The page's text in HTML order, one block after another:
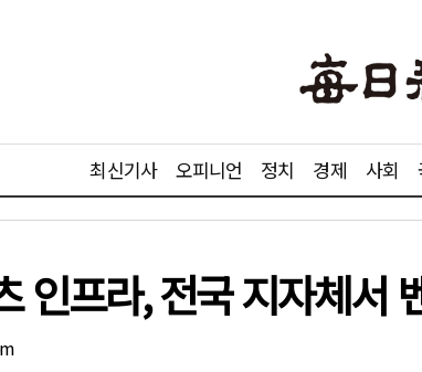
최신기사 오피니언 정치 경제 사회
인프라, 전국 지자체서